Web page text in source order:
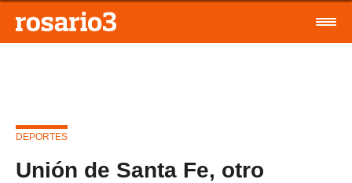
DEPORTES
Unión de Santa Fe, otro